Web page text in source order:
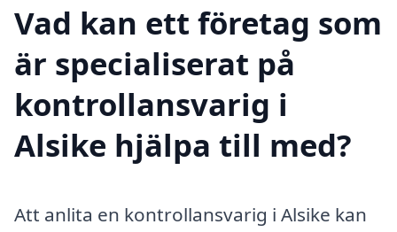
Vad kan ett företag som
är specialiserat på
kontrollansvarig i
Alsike hjälpa till med?
Att anlita en kontrollansvarig i Alsike kan